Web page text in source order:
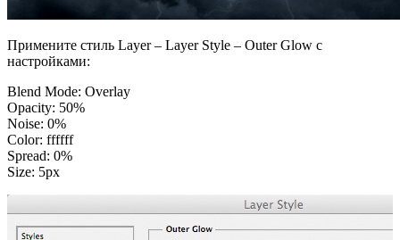
Примените стиль Layer – Layer Style – Outer Glow с
настройками:
Blend Mode: Overlay
Opacity: 50%
Noise: 0%
Color: ffffff
Spread: 0%
Size: 5px